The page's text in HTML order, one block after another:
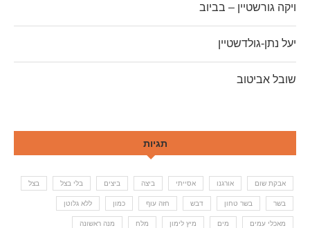
ויקה גורשטיין – בביוב
יעל נתן-גולדשטיין
שובל אביטוב
תגיות
אבקת שום אורגנו אסייתי ביצה ביצים בלי בצל בצל
בשר בשר טחון דבש חזה עוף כמון ללא גלוטן
מאכלי עמים מים מיץ לימון מלח מנה ראשונה